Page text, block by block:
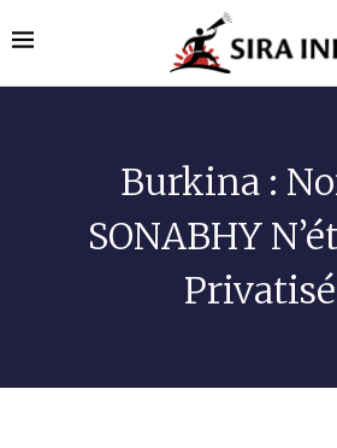
Burkina :
SONABHY